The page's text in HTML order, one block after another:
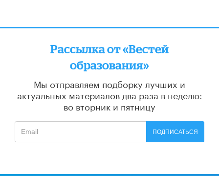
Рассылка от «Вестей
образования»
Мы отправляем подборку лучших и
актуальных материалов два раза в неделю:
во вторник и пятницу
ПОДПИСАТЬСЯ